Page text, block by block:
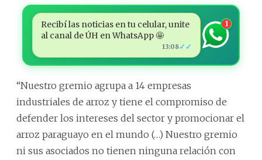
Recibí las noticias en tu celular, unite
al canal de ÚH en WhatsApp 🤩
13:08✓✓
1
“Nuestro gremio agrupa a 14 empresas
industriales de arroz y tiene el compromiso de
defender los intereses del sector y promocionar el
arroz paraguayo en el mundo (…) Nuestro gremio
ni sus asociados no tienen ninguna relación con